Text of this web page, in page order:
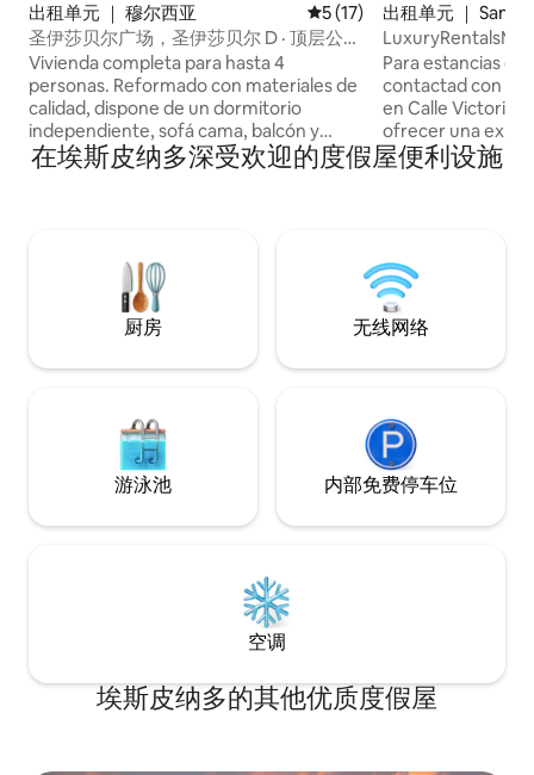
出租单元 ｜ 穆尔西亚 平均评分 5 分（满分 5 分）
5 (17)
圣伊莎贝尔广场，圣伊莎贝尔 D · 顶层公
寓...
Vivienda completa para hasta 4
personas. Reformado con materiales de
calidad, dispone de un dormitorio
independiente, sofá cama, balcón y
ascensor. El apartamento está recién
reformado con materiales de calidad y
dos personas más. La distribución
permite que cuatro personas convivan
sin estorbarse. El balcón Una terraza
pequeña desde la que asomarse a Plaza
o simplemente para sentir que estás en
el centro de Murcia. La cocina Equipada
para lo que necesites: vitrocerámica,
frigorífico, microondas y todo lo básico
para no depender de restaurantes si no
cama, toallas y limpieza final. Sin
es exclusivo para vosotros. Ningún
espacio compartido con otros
huéspedes. Restaurantes y cafés La
gastronomía de Murcia empieza justo al
bajar. Tapas, mercado, terrazas y
出租单元 ｜ Santa
Para estancias de
contactad con el
en Calle Victorio,
ofrecer una
agradable. NORMAS DEL ALOJAMIENTO
Estas son las
conllevará el
alojamiento y una
está permitido la
ni al edificio de
previamente (si
tener constancia de
permitido realizar
No está
en voz alta a
debe al hecho
在埃斯皮纳多深受欢迎的度假屋便利设施
厨房 无线网络
游泳池 内部免费停车位
空调
埃斯皮纳多的其他优质度假屋